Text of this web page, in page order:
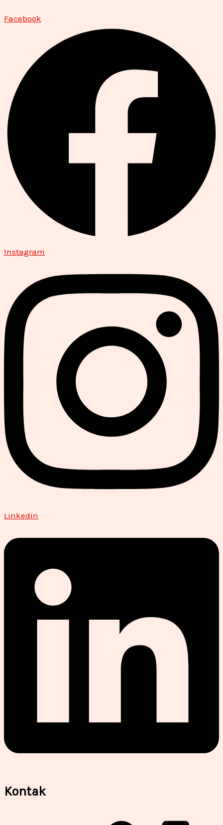
Facebook
Instagram
Linkedin
Kontak